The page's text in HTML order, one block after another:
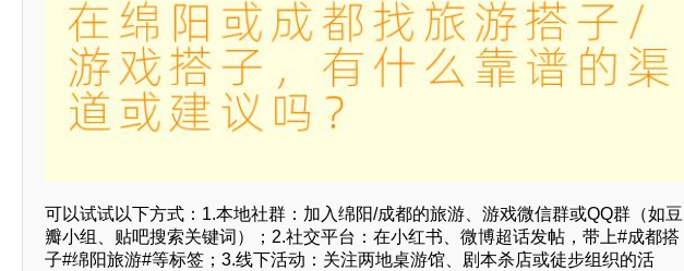
可以试试以下方式：1.本地社群：加入绵阳/成都的旅游、游戏微信群或QQ群（如豆
瓣小组、贴吧搜索关键词）；2.社交平台：在小红书、微博超话发帖，带上#成都搭
子#绵阳旅游#等标签；3.线下活动：关注两地桌游馆、剧本杀店或徒步组织的活